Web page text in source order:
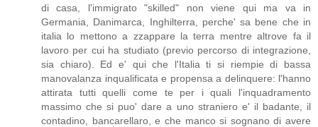
di casa, l'immigrato "skilled" non viene qui ma va in
Germania, Danimarca, Inghilterra, perche' sa bene che in
italia lo mettono a zzappare la terra mentre altrove fa il
lavoro per cui ha studiato (previo percorso di integrazione,
sia chiaro). Ed e' qui che l'Italia ti si riempie di bassa
manovalanza inqualificata e propensa a delinquere: l'hanno
attirata tutti quelli come te per i quali l'inquadramento
massimo che si puo' dare a uno straniero e' il badante, il
contadino, bancarellaro, e che manco si sognano di avere